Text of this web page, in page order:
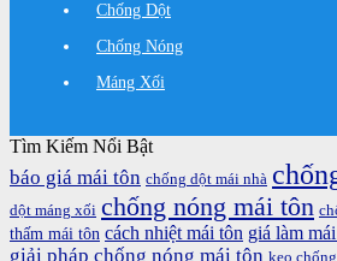
Chống Dột
Chống Nóng
Máng Xối
Tìm Kiếm Nổi Bật
báo giá mái tôn chống dột mái nhà
dột máng xối chống nóng mái tôn
thấm mái tôn cách nhiệt mái tôn giá làm
giải pháp chống nóng mái tôn keo